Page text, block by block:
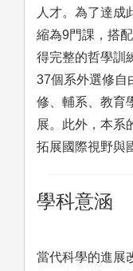
人才。為了達成
縮為9門課，搭
得完整的哲學訓
37個系外選修自
修、輔系、教育
展。此外，本系
拓展國際視野與
學科意涵
當代科學的進展